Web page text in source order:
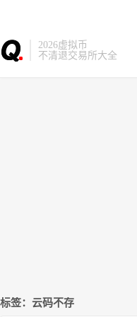
2026虚拟币
不清退交易所大全
标签：云码不存